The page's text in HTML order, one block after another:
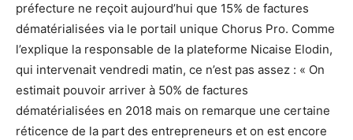
préfecture ne reçoit aujourd’hui que 15% de factures
dématérialisées via le portail unique Chorus Pro. Comme
l’explique la responsable de la plateforme Nicaise Elodin,
qui intervenait vendredi matin, ce n’est pas assez : « On
estimait pouvoir arriver à 50% de factures
dématérialisées en 2018 mais on remarque une certaine
réticence de la part des entrepreneurs et on est encore